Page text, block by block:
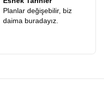
otellerde, leziz yemeklerde
anılarda fazlasıyla
seyahat planlamak
alternatifin aksine, gizli
Planlar değişebilir, biz
daima buradayız.